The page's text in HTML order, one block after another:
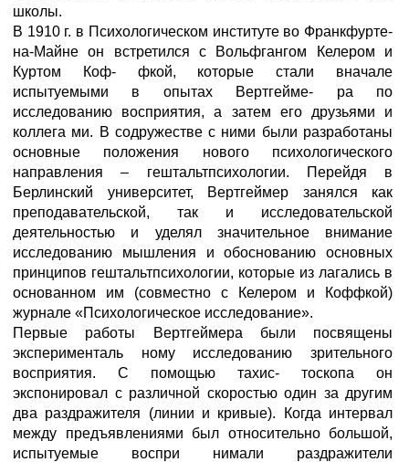
школы.
В 1910 г. в Психологическом институте во Франкфурте-
на-Майне он встретился с Вольфгангом Келером и
Куртом Коф- фкой, которые стали вначале
испытуемыми в опытах Вертгейме- ра по
исследованию восприятия, а затем его друзьями и
коллега ми. В содружестве с ними были разработаны
основные положения нового психологического
направления – гештальтпсихологии. Перейдя в
Берлинский университет, Вертгеймер занялся как
преподавательской, так и исследовательской
деятельностью и уделял значительное внимание
исследованию мышления и обоснованию основных
принципов гештальтпсихологии, которые из лагались в
основанном им (совместно с Келером и Коффкой)
журнале «Психологическое исследование».
Первые работы Вертгеймера были посвящены
эксперименталь ному исследованию зрительного
восприятия. С помощью тахис- тоскопа он
экспонировал с различной скоростью один за другим
два раздражителя (линии и кривые). Когда интервал
между предъявлениями был относительно большой,
испытуемые воспри нимали раздражители